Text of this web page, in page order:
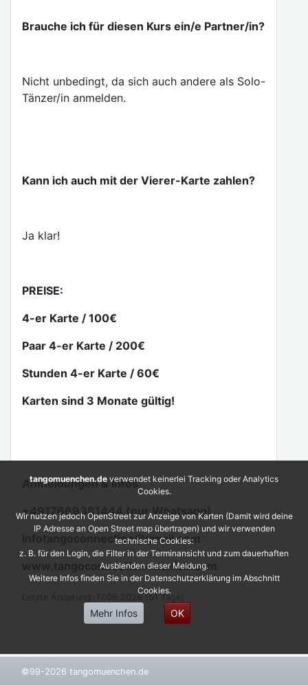
Brauche ich für diesen Kurs ein/e Partner/in?
Nicht unbedingt, da sich auch andere als Solo-
Tänzer/in anmelden.
Kann ich auch mit der Vierer-Karte zahlen?
Ja klar!
PREISE:
4-er Karte / 100€
Paar 4-er Karte / 200€
Stunden 4-er Karte / 60€
Karten sind 3 Monate gültig!
Anmeldungen & Infos:
+4917669381444 (nur Whatsapp)
infotangoconnection@gmail.com
www.tangoconnection-munich.com
Letzte Änderung: 17.06.2026 (51 Tage)
©99-2026 tangomuenchen.de
tangomuenchen.de verwendet keinerlei Tracking oder Analytics
Cookies.
Wir nutzen jedoch OpenStreet zur Anzeige von Karten (Damit wird deine
IP Adresse an Open Street map übertragen) und wir verwenden
technische Cookies:
z. B. für den Login, die Filter in der Terminansicht und zum dauerhaften
Ausblenden dieser Meldung.
Weitere Infos finden Sie in der Datenschutzerklärung im Abschnitt
Cookies.
Mehr Infos OK